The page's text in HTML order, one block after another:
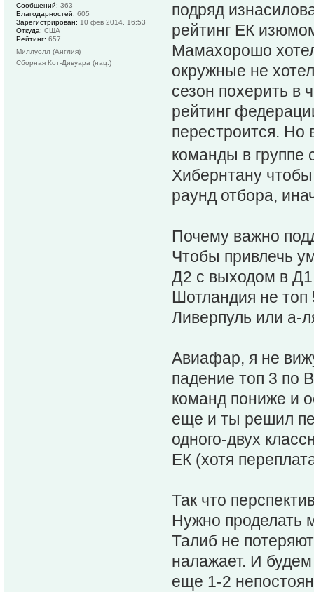
подряд
рейтинг ЕК
Мамахорошо
окружные не
сезон похерить в
рейтинг
перестроится. Но
команды в группе
Хибернтану
раунд отбора,
Почему важно
Чтобы привлечь
Д2 с выходом в
Шотландия не топ
Ливерпуль или а-
Авиафар, я не
падение топ 3 по
команд пониже и
еще и ты решил
одного-двух
ЕК (хотя
Так что
Нужно проделать
Талиб не
налажает. И
еще 1-2
Сообщений: 363
Благодарностей: 605
Зарегистрирован: 10 фев 2014, 16:53
Откуда: США
Рейтинг: 657
Миллуолл (Англия)
Сборная Кот-Дивуара (нац.)